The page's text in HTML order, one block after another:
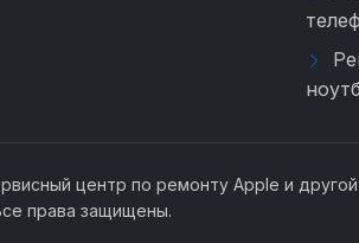
центр по ремонту Apple и другой
права защищены.